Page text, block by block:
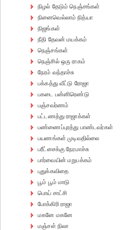
நிழல் தேடும் நெஞ்சங்கள்
நினைவெல்லாம் நித்யா
நிஜங்கள்
நீதி தேவன் மயக்கம்
நெஞ்சங்கள்
நெஞ்சில் ஒரு ராகம்
நேரம் வந்தாச்சு
பக்கத்து வீட்டு ரோஜா
பகடை பன்னிரெண்டு
பஞ்சவர்ணம்
பட்டணத்து ராஜாக்கள்
பண்ணைப்புரத்து பாண்டவர்கள்
பயணங்கள் முடிவதில்லை
பரீட்சைக்கு நேரமாச்சு
பார்வையின் மறுபக்கம்
புதுக்கவிதை
பூம் பூம் மாடு
பொய் சாட்சி
போக்கிரி ராஜா
மகனே மகனே
மஞ்சள் நிலா